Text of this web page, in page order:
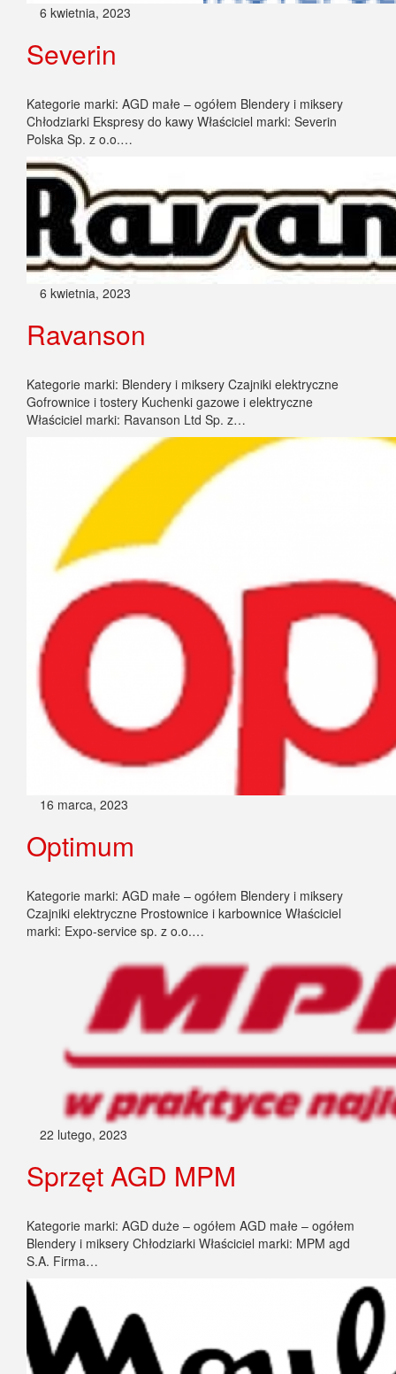
6 kwietnia, 2023
Severin
Kategorie marki: AGD małe – ogółem Blendery i miksery
Chłodziarki Ekspresy do kawy Właściciel marki: Severin
Polska Sp. z o.o.…
6 kwietnia, 2023
Ravanson
Kategorie marki: Blendery i miksery Czajniki elektryczne
Gofrownice i tostery Kuchenki gazowe i elektryczne
Właściciel marki: Ravanson Ltd Sp. z…
16 marca, 2023
Optimum
Kategorie marki: AGD małe – ogółem Blendery i miksery
Czajniki elektryczne Prostownice i karbownice Właściciel
marki: Expo-service sp. z o.o.…
22 lutego, 2023
Sprzęt AGD MPM
Kategorie marki: AGD duże – ogółem AGD małe – ogółem
Blendery i miksery Chłodziarki Właściciel marki: MPM agd
S.A. Firma…